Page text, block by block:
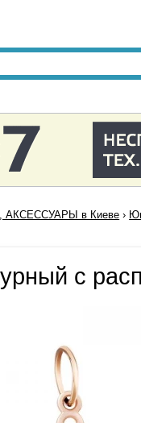
в Киеве ›
с